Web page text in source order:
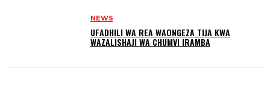
NEWS
UFADHILI WA REA WAONGEZA TIJA KWA
WAZALISHAJI WA CHUMVI IRAMBA